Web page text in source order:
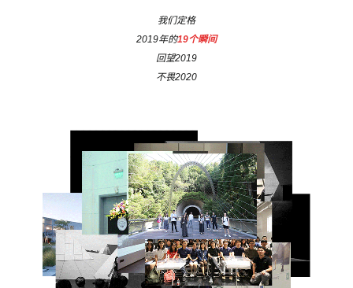
我们定格
2019年的19个瞬间
回望2019
不畏2020